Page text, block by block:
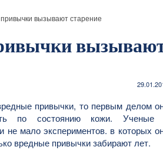
вызывают старение
привычки, то первым делом
по состоянию кожи. Ученые
не мало экспериментов. в которых
вредные привычки забирают лет.